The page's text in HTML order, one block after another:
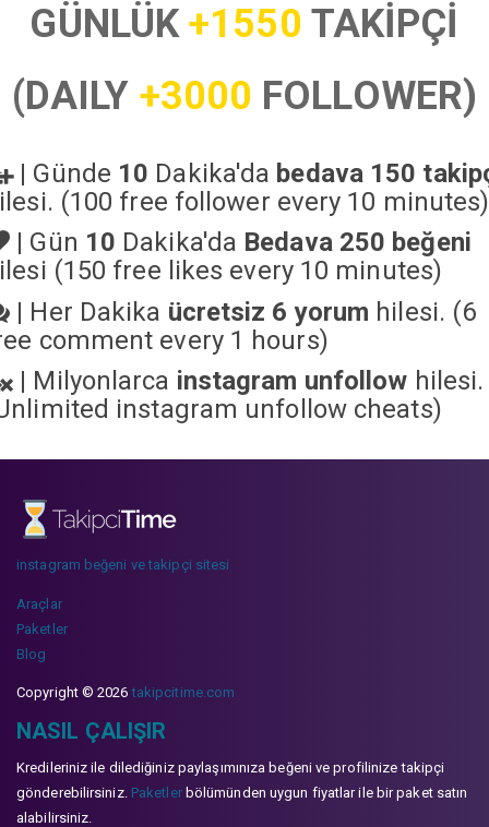
GÜNLÜK+1550 TAKİPÇİ
(DAILY +3000 FOLLOWER)
| Günde 10 Dakika'da bedava 150
(100 free follower every 10 minutes)
| Gün 10 Dakika'da Bedava 250 beğeni
(150 free likes every 10 minutes)
| Her Dakika ücretsiz 6 yorum hilesi. (6
comment every 1 hours)
| Milyonlarca instagram unfollow hilesi.
instagram unfollow cheats)
instagram beğeni ve takipçi sitesi
Araçlar
Paketler
Blog
Copyright © 2026takipcitime.com
NASIL ÇALIŞIR
Kredileriniz ile dilediğiniz paylaşımınıza beğeni ve profilinize takipçi
gönderebilirsiniz. Paketlerbölümünden uygun fiyatlar ile bir paket satın
alabilirsiniz.